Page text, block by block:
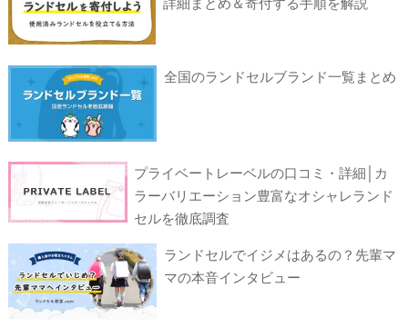
全国のランドセルブランド一覧まとめ
プライベートレーベルの口コミ・詳細│カ
ラーバリエーション豊富なオシャレランド
セルを徹底調査
ランドセルでイジメはあるの？先輩マ
マの本音インタビュー